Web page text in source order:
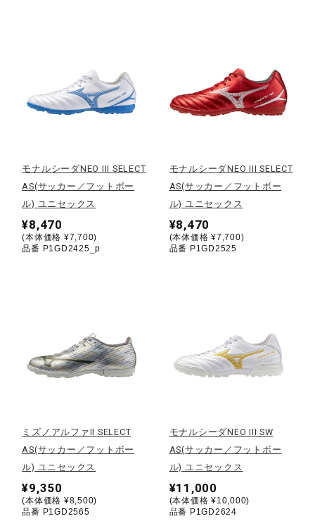
ワーキング
ウォーキングシューズ
寝具／ミズノスリープ
アウトドア／レイン
サポーター
モナルシーダNEO III SELECT
AS(サッカー／フットボー
ル) ユニセックス
¥8,470
(本体価格 ¥7,700)
品番 P1GD2425_p
モナルシーダNEO III SELECT
AS(サッカー／フットボー
ル) ユニセックス
¥8,470
(本体価格 ¥7,700)
品番 P1GD2525
ミズノアルファII SELECT
AS(サッカー／フットボー
ル) ユニセックス
¥9,350
(本体価格 ¥8,500)
品番 P1GD2565
モナルシーダNEO III SW
AS(サッカー／フットボー
ル) ユニセックス
¥11,000
(本体価格 ¥10,000)
品番 P1GD2624